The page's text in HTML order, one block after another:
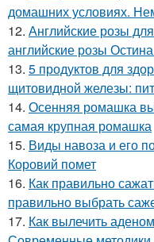
домашних условиях.
12. Английские розы
английские розы
13. 5 продуктов для
щитовидной железы:
14. Осенняя ромашка
самая крупная ромашка
15. Виды навоза и его
Коровий помет
16. Как правильно
правильно выбрать
17. Как вылечить